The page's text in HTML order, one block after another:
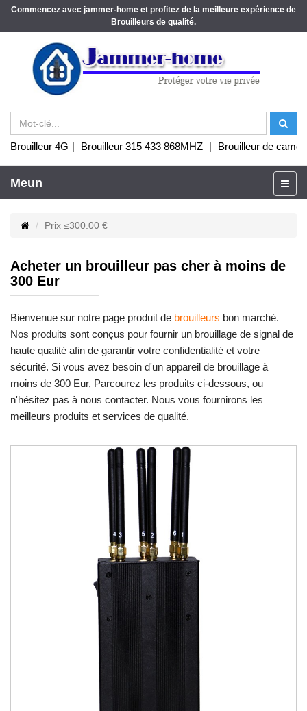
Commencez avec jammer-home et profitez de la meilleure expérience de
Brouilleurs de qualité.
Brouilleur 4G | Brouilleur 315 433 868MHZ | Brouilleur de
Meun
Prix ≤300.00 €
Acheter un brouilleur pas cher à moins de
300 Eur
Bienvenue sur notre page produit de brouilleurs bon marché.
Nos produits sont conçus pour fournir un brouillage de signal de
haute qualité afin de garantir votre confidentialité et votre
sécurité. Si vous avez besoin d'un appareil de brouillage à
moins de 300 Eur, Parcourez les produits ci-dessous, ou
n'hésitez pas à nous contacter. Nous vous fournirons les
meilleurs produits et services de qualité.